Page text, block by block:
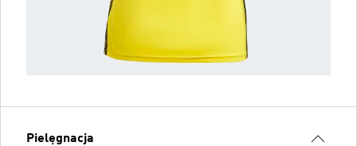
Pielęgnacja